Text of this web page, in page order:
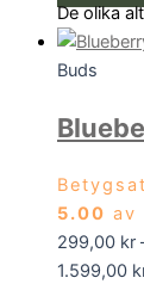
De olika
Buds
5.00 av
299,00 kr
1.599,00